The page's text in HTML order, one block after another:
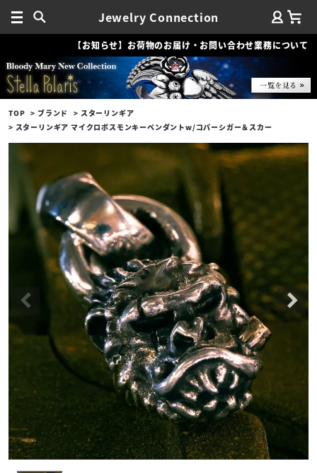
Jewelry Connection
【お知らせ】お荷物のお届け・お問い合わせ業務について
TOP ブランド
スターリンギア
スターリンギア マイクロボスモンキーペンダントw/コパーシガー＆スカー